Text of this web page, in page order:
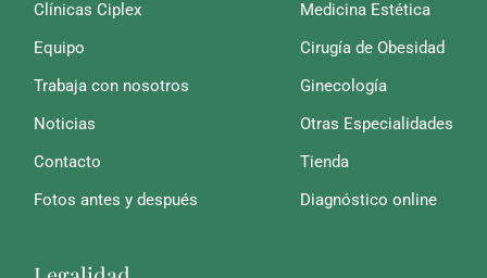
Clínicas Ciplex
Equipo
Trabaja con nosotros
Noticias
Contacto
Fotos antes y después
Medicina Estética
Cirugía de Obesidad
Ginecología
Otras Especialidades
Tienda
Diagnóstico online